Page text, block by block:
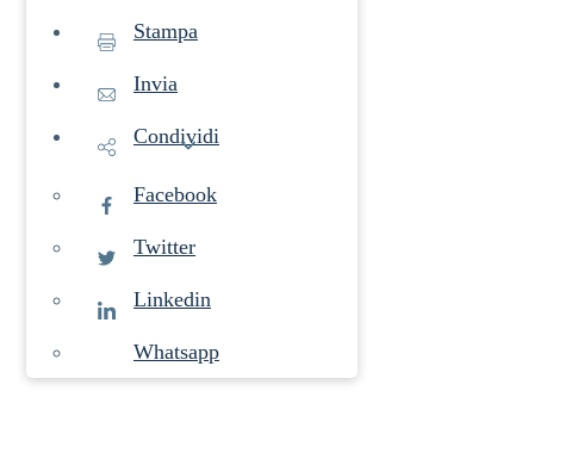
Stampa
Invia
Condividi
Facebook
Twitter
Linkedin
Whatsapp